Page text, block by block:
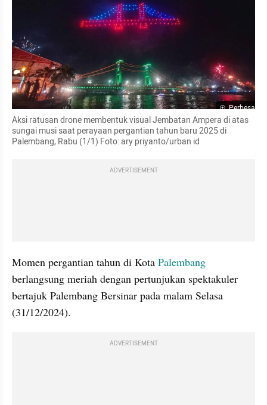
Perbesar
Aksi ratusan drone membentuk visual Jembatan Ampera di atas
sungai musi saat perayaan pergantian tahun baru 2025 di
Palembang, Rabu (1/1) Foto: ary priyanto/urban id
ADVERTISEMENT
Momen pergantian tahun di Kota Palembang
berlangsung meriah dengan pertunjukan spektakuler
bertajuk Palembang Bersinar pada malam Selasa
(31/12/2024).
ADVERTISEMENT